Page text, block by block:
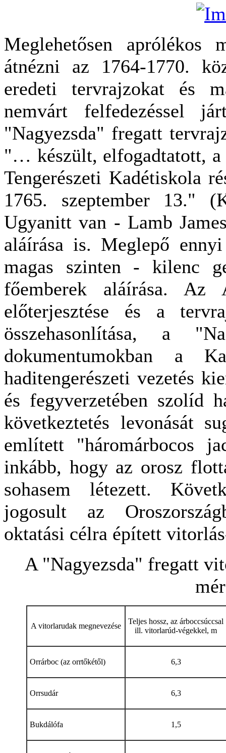
Meglehetősen
átnézni az 1764-1770.
eredeti tervrajzokat és
nemvárt felfedezéssel
"Nagyezsda" fregatt
"… készült, elfogadtatott,
Tengerészeti Kadétiskola
1765. szeptember 13."
Ugyanitt van - Lamb
aláírása is. Meglepő
magas szinten - kilenc
főemberek aláírása. Az
előterjesztése és a
összehasonlítása, a
dokumentumokban a
haditengerészeti vezetés
és fegyverzetében szolíd
következtetés levonását
említett "háromárbocos
inkább, hogy az orosz
sohasem létezett.
jogosult az
oktatási célra épített
A "Nagyezsda" fregatt
A vitorlarudak megnevezése
Teljes hossz, az árboccsúccsal
ill. vitorlarúd-végekkel, m
Orrárboc (az orrtőkétől) 6,3
Orrsudár 6,3
Bukdálófa 1,5